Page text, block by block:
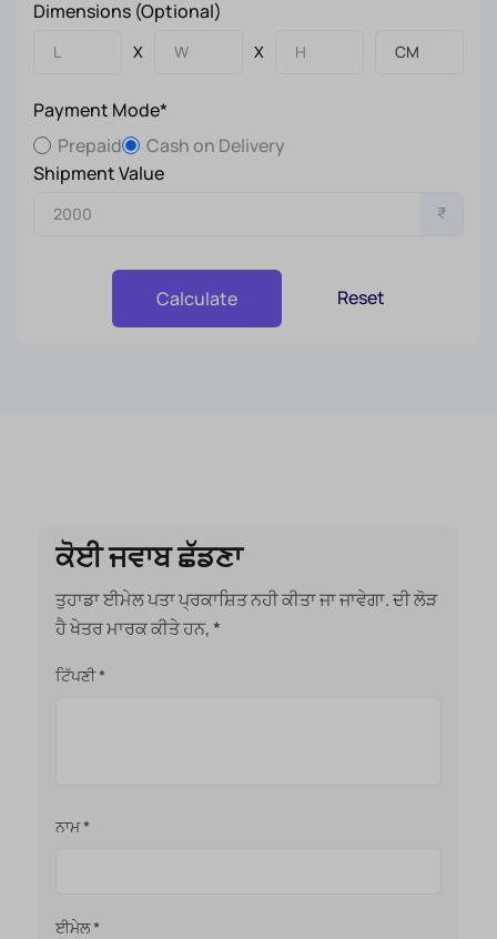
Dimensions (Optional)
X X
Payment Mode*
Prepaid
Cash on Delivery
Shipment Value
₹
Calculate Reset
ਕੋਈ ਜਵਾਬ ਛੱਡਣਾ
ਤੁਹਾਡਾ ਈਮੇਲ ਪਤਾ ਪ੍ਰਕਾਸ਼ਿਤ ਨਹੀ ਕੀਤਾ ਜਾ ਜਾਵੇਗਾ.ਦੀ ਲੋੜ
ਹੈ ਖੇਤਰ ਮਾਰਕ ਕੀਤੇ ਹਨ,*
ਟਿੱਪਣੀ*
ਨਾਮ*
ਈਮੇਲ*